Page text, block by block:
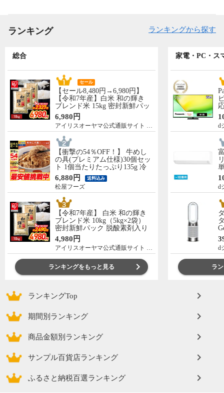
ランキング ランキングから探す
総合
セール
【セール8,480円→6,980円】
【令和7年産】白米 和の輝き
ブレンド米 15kg 密封新鮮パッ
ク 脱酸素剤入り 米 お米 低温
製法米 アイリスオーヤマ [食
品]
6,980円
【衝撃の54％OFF！】 牛めし
の具(プレミアム仕様)30個セッ
ト 1個当たりたっぷり135g 冷
凍食品 松屋牛丼 当店のイチオ
シ 非常食
6,880円 送料込み
松屋フーズ
【令和7年産】 白米 和の輝き
ブレンド米 10kg（5kg×2袋）
密封新鮮パック 脱酸素剤入り
米 お米 低温製法米 アイリスオ
ーヤマ [食品]
4,980円
ランキングをもっと見る
家電・PC・ス
d
d
d
ラ
ランキングTop
期間別ランキング
商品金額別ランキング
サンプル百貨店ランキング
ふるさと納税百選ランキング